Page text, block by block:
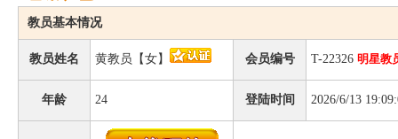
教员基本情况
教员姓名 黄教员【女】 会员编号 T-22326 明星教
年龄 24 登陆时间 2026/6/13